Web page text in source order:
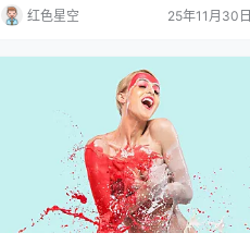
时在网上购物，是否觉得品类不够丰富？te
mu就能让你摆脱这样的烦恼。你是不是也
的商品？ 什么是跨境temu？ temu其实是一
个开放的平台，允许全球的消费者直接从生
产国买到商品。比如说，你想买日本的护肤
红色星空 25年11月30日